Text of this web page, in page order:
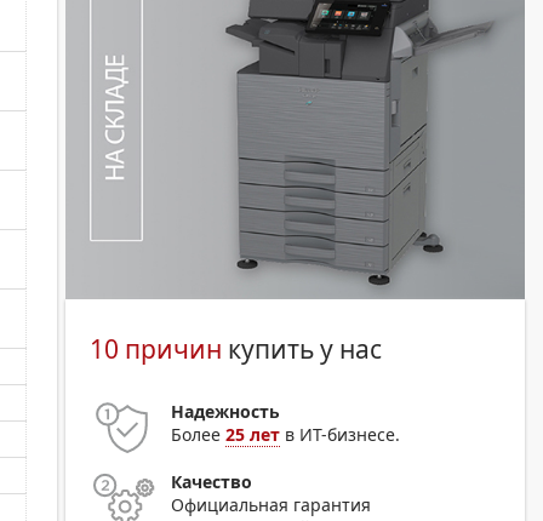
10 причин купить у нас
Надежность
Более25 лет в ИТ-бизнесе.
Качество
Официальная гарантия